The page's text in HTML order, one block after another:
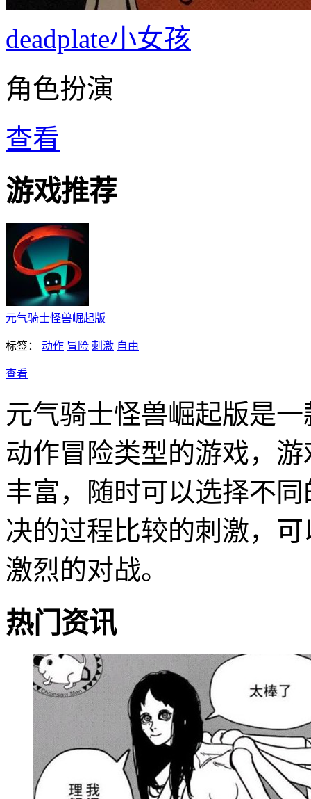
deadplate小女孩
角色扮演
查看
游戏推荐
元气骑士怪兽崛起版
标签： 动作 冒险 刺激 自由
查看
元气骑士怪兽崛起版是
动作冒险类型的游戏，
丰富，随时可以选择不
决的过程比较的刺激，
激烈的对战。
热门资讯